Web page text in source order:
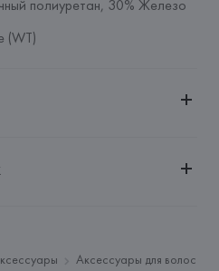
полиуретан, 30% Железо
(WT)
& Ramilo, S.A., Rua do Sistelo,
Аксессуары для волос